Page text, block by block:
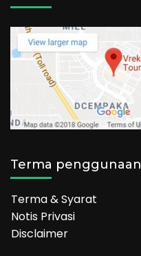
Terma penggunaan
Terma & Syarat
Notis Privasi
Disclaimer